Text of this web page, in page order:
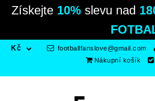
Získejte 10% slevu nad
Kč footballfanslove@gmail.com
Nákupní košík